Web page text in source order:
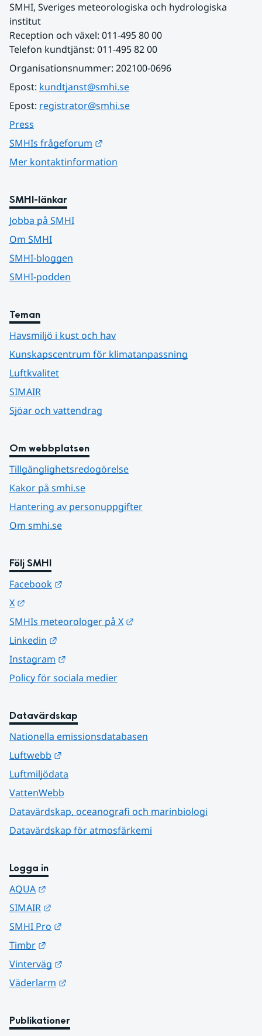
SMHI, Sveriges meteorologiska och hydrologiska
institut
Reception och växel: 011-495 80 00
Telefon kundtjänst: 011-495 82 00
Organisationsnummer: 202100-0696
Epost: kundtjanst@smhi.se
Epost: registrator@smhi.se
Press
SMHIs frågeforum
Mer kontaktinformation
SMHI-länkar
Jobba på SMHI
Om SMHI
SMHI-bloggen
SMHI-podden
Teman
Havsmiljö i kust och hav
Kunskapscentrum för klimatanpassning
Luftkvalitet
SIMAIR
Sjöar och vattendrag
Om webbplatsen
Tillgänglighetsredogörelse
Kakor på smhi.se
Hantering av personuppgifter
Om smhi.se
Följ SMHI
Facebook
X
SMHIs meteorologer på X
Linkedin
Instagram
Policy för sociala medier
Datavärdskap
Nationella emissionsdatabasen
Luftwebb
Luftmiljödata
VattenWebb
Datavärdskap, oceanografi och marinbiologi
Datavärdskap för atmosfärkemi
Logga in
AQUA
SIMAIR
SMHI Pro
Timbr
Vinterväg
Väderlarm
Publikationer